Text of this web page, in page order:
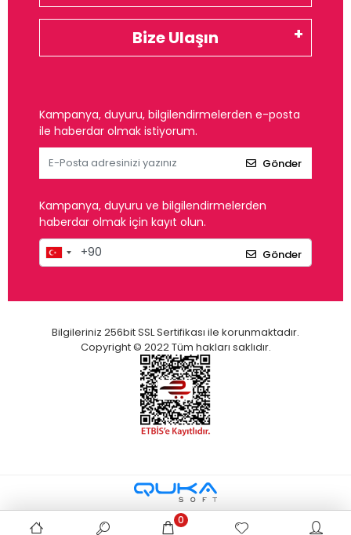
Bize Ulaşın
Kampanya, duyuru, bilgilendirmelerden e-posta
ile haberdar olmak istiyorum.
Gönder
Kampanya, duyuru ve bilgilendirmelerden
haberdar olmak için kayıt olun.
Gönder
Bilgileriniz 256bit SSL Sertifikası ile korunmaktadır.
Copyright © 2022 Tüm hakları saklıdır.
0